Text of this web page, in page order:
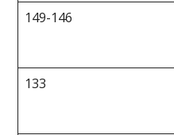
149-146
133